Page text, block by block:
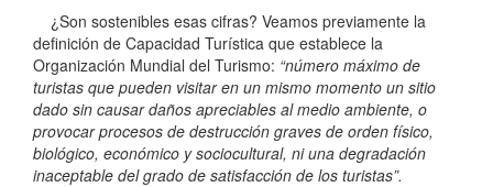
¿Son sostenibles esas cifras? Veamos previamente la
definición de Capacidad Turística que establece la
Organización Mundial del Turismo: “número máximo de
turistas que pueden visitar en un mismo momento un sitio
dado sin causar daños apreciables al medio ambiente, o
provocar procesos de destrucción graves de orden físico,
biológico, económico y sociocultural, ni una degradación
inaceptable del grado de satisfacción de los turistas”.